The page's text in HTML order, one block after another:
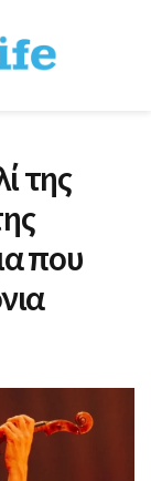
της
που